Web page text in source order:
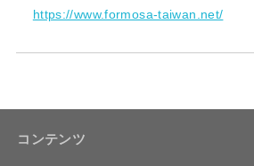
https://www.formosa-taiwan.net/
コンテンツ